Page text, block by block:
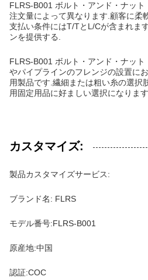
FLRS-B001 ボルト・アンド・ナット
注文量によって異なります.顧客に柔
支払い条件にはT/TとL/Cが含まれま
ンを提供する.
FLRS-B001 ボルト・アンド・ナッ
やパイプラインのフレンジの設置に
用製品です.繊細または粗い糸の選択
用固定用品に好ましい選択になります.
カスタマイズ:
製品カスタマイズサービス:
ブランド名: FLRS
モデル番号:FLRS-B001
原産地:中国
認証:COC